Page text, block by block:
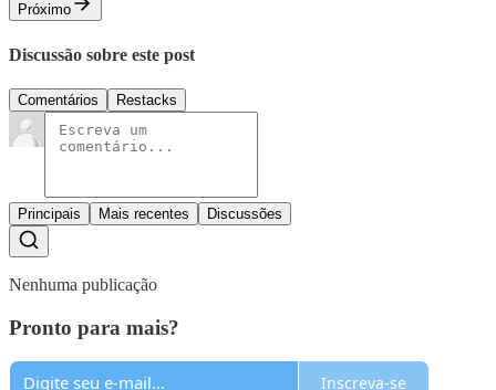
Próximo
Discussão sobre este post
Comentários Restacks
Principais Mais recentes Discussões
Nenhuma publicação
Pronto para mais?
Inscreva-se